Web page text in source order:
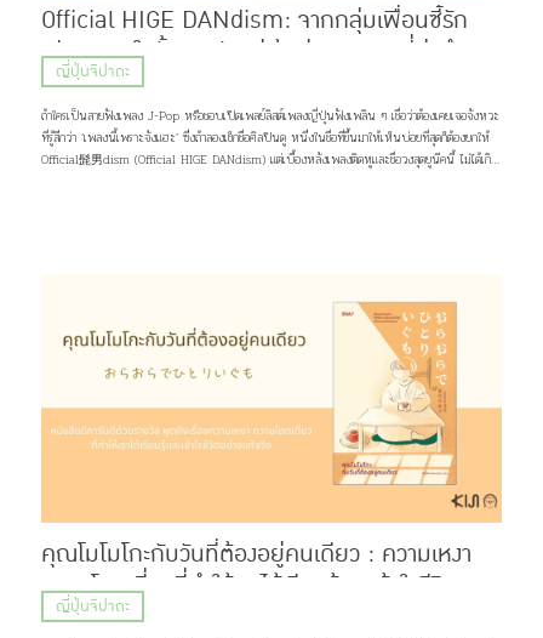
Official HIGE DANdism: จากกลุ่มเพื่อนซี้รัก
เสียงเพลงในรั้วมหาลัย สู่เจ้าพ่อเพลงฮิตที่มุ่งทำตาม
ฝันจนสำเร็จ
ญี่ปุ่นจิปาถะ
ถ้าใครเป็นสายฟังเพลง J-Pop หรือชอบเปิดเพลย์ลิสต์เพลงญี่ปุ่นฟังเพลิน ๆ เชื่อว่าต้องเคยเจอจังหวะ
ที่รู้สึกว่า ‘เพลงนี้เพราะจังแฮะ’ ซึ่งถ้าลองเช็กชื่อศิลปินดู หนึ่งในชื่อที่ขึ้นมาให้เห็นบ่อยที่สุดก็ต้องยกให้
Official髭男dism (Official HIGE DANdism) แต่เบื้องหลังเพลงติดหูและชื่อวงสุดยูนีคนี้ ไม่ได้เกิด
Hige (髭) ที่แปลว่า หนวด หรือเครา กับคำว่า Dandism จากภาษาอังกฤษ ซึ่งมีรากมาจากคำว่า
Dandy ที่สื่อถึงสุภาพบุรุษผู้แต่งตัวเนี้ยบ มีสไตล์ แต่ด้วยความยาวของชื่อ แฟน ๆ เลยเรียกวงนี้กันสั้น ๆ
ว่า “ฮิเกะดัน” ส่วนแฟนคลับของพวกเขาก็ถูกเรียกว่า BROTHERS เเละ Stand By You ภาพ:
Official髭男dism แน่นอนว่าชื่อวงนี้ไม่ได้ตั้งขึ้นมาเท่ ๆ อย่างเดียว แต่ซ่อนความหมายที่ลึกซึ้งไว้ว่า
พวกเขาอยากทำเพลงที่สามารถส่งต่อความรู้สึกดี ๆ เเละเติบโตไปพร้อมกับแฟนเพลง แม้ในวันที่พวกเขา
จะมีอายุเพิ่มขึ้น หรือถึงวันที่ไว้หนวดเคราแล้วก็ตาม ภาพ: Official髭男dism เส้นทางก่อนจะมาเป็น
Official HIGE DANdism จุดเริ่มต้นของวงย้อนไปปี 2012 […]
คุณโมโมโกะกับวันที่ต้องอยู่คนเดียว : ความเหงา
ความโดดเดี่ยวที่ทำให้เราได้เรียนรู้และเข้าใจชีวิต
อย่างแท้จริง
ญี่ปุ่นจิปาถะ